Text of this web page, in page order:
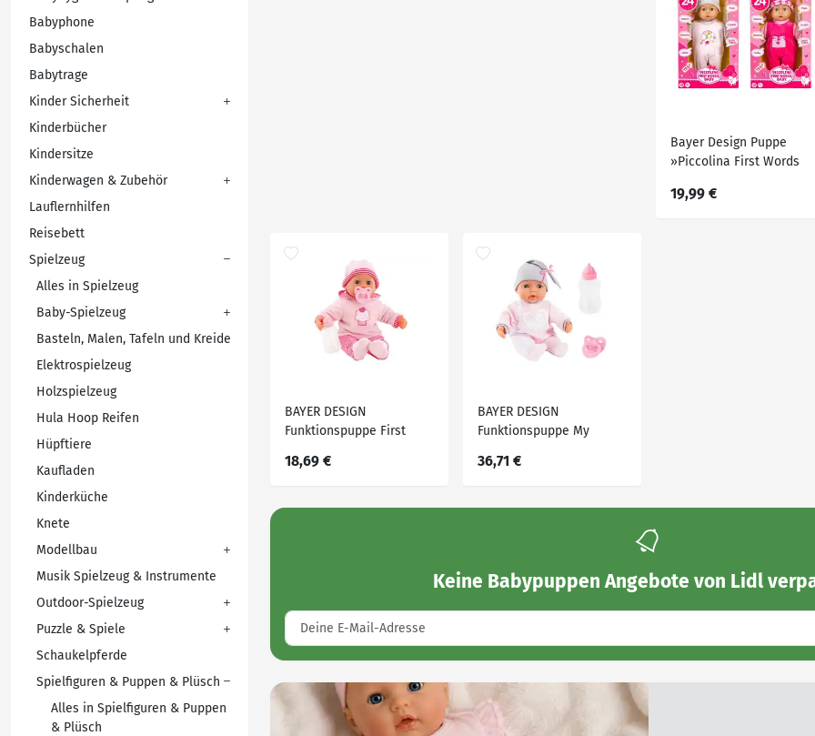
Babyphone
Babyschalen
Babytrage
Kinder Sicherheit
Kinderbücher
Kindersitze
Kinderwagen & Zubehör
Lauflernhilfen
Reisebett
Spielzeug
Alles in Spielzeug
Baby-Spielzeug
Basteln, Malen, Tafeln und Kreide
Elektrospielzeug
Holzspielzeug
Hula Hoop Reifen
Hüpftiere
Kaufladen
Kinderküche
Knete
Modellbau
Musik Spielzeug & Instrumente
Outdoor-Spielzeug
Puzzle & Spiele
Schaukelpferde
Spielfiguren & Puppen & Plüsch
Alles in Spielfiguren & Puppen
& Plüsch
Bayer Design Puppe
»Piccolina First Words
19,99 €
BAYER DESIGN
Funktionspuppe First
18,69 €
BAYER DESIGN
Funktionspuppe My
36,71 €
Keine Babypuppen Angebote von Lidl